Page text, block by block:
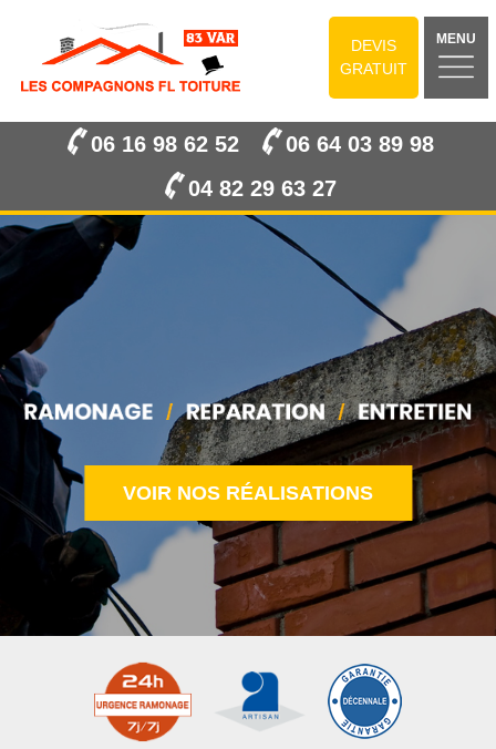
DEVIS
GRATUIT
MENU
06 16 98 62 52
06 64 03 89 98
04 82 29 63 27
VOIR NOS RÉALISATIONS